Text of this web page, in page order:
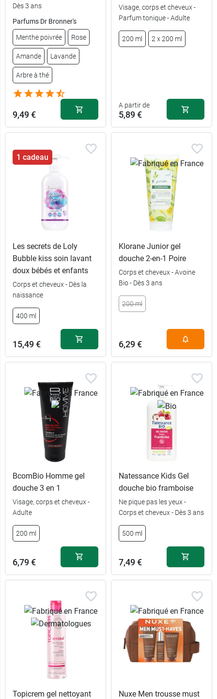
500 ml - Fleur
d'oranger
7,89 €
Pamplemousse5,99 €
1 L 6,59 €
Dès 3 ans
Parfums Dr Bronner's
Menthe poivrée Rose
Amande Lavande
Arbre à thé
9,49 €
poivrée
9,49 €
Rose 9,49 €
Amande
Arbre à thé 9,49 €
Visage, corps et cheveux -
Parfum tonique - Adulte
200 ml 2 x 200 ml
A partir de
5,89 €
2 x 200 ml 9,99 €
1 cadeau
Les secrets de Loly
Bubble kiss soin lavant
doux bébés et enfants
Corps et cheveux - Dès la
naissance
400 ml
15,49 €
Klorane Junior gel
douche 2-en-1 Poire
Corps et cheveux - Avoine
Bio - Dès 3 ans
200 ml
6,29 €
BcomBio Homme gel
douche 3 en 1
Visage, corps et cheveux -
Adulte
200 ml
6,79 €
Natessance Kids Gel
douche bio framboise
Ne pique pas les yeux -
Corps et cheveux - Dès 3 ans
500 ml
7,49 €
Topicrem gel nettoyant
Nuxe Men trousse must